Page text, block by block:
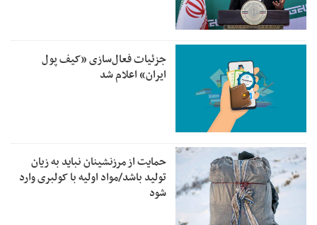
جزئیات فعال‌سازی «کیف پول
ایران» اعلام شد
حمایت از مرزنشینان نباید به زیان
تولید باشد/مواد اولیه با کولبری وارد
شود